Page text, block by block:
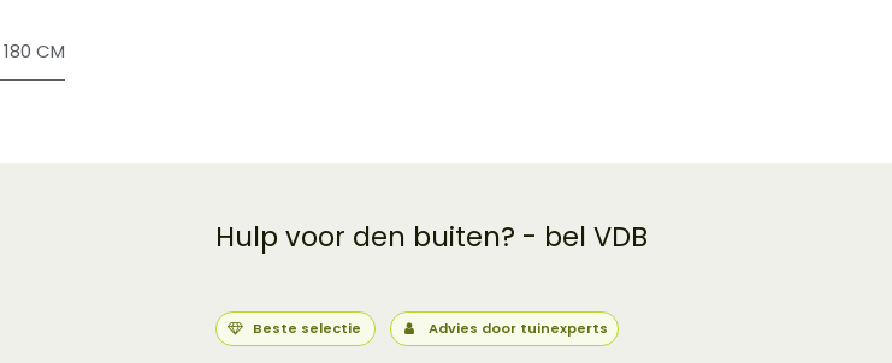
180 CM
Hulp voor den buiten? - bel VDB
Beste selectie Advies door tuinexperts